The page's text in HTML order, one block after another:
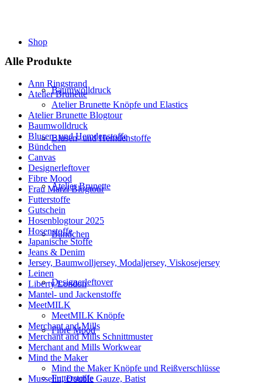
Shop
Baumwolldruck
Blusen- und Hemdenstoffe
Atelier Brunette
Bündchen
Designerleftover
Fibre Mood
Futterstoffe
Alle Produkte
Ann Ringstrand
Atelier Brunette
Atelier Brunette Knöpfe und Elastics
Atelier Brunette Blogtour
Baumwolldruck
Blusen- und Hemdenstoffe
Bündchen
Canvas
Designerleftover
Fibre Mood
Frau Marzi Blogtour
Futterstoffe
Gutschein
Hosenblogtour 2025
Hosenstoffe
Japanische Stoffe
Jeans & Denim
Jersey, Baumwolljersey, Modaljersey, Viskosejersey
Leinen
Liberty London
Mantel- und Jackenstoffe
MeetMILK
MeetMILK Knöpfe
Merchant and Mills
Merchant and Mills Schnittmuster
Merchant and Mills Workwear
Mind the Maker
Mind the Maker Knöpfe und Reißverschlüsse
Musselin, Double Gauze, Batist